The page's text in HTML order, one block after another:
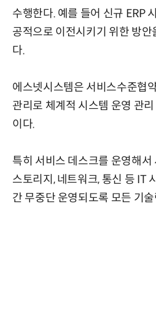
수행한다. 예를 들어 신규 ERP
공적으로 이전시키기 위한 방
다.
에스넷시스템은 서비스수준협
관리로 체계적 시스템 운영 관
이다.
특히 서비스 데스크를 운영해서
스토리지, 네트워크, 통신 등 IT
간 무중단 운영되도록 모든 기